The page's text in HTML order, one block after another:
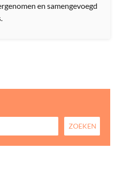
en samengevoegd